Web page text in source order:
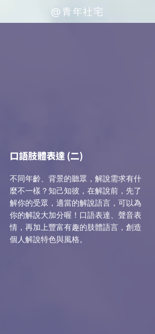
@青年社宅
口語肢體表達 (二)
不同年齡、背景的聽眾，解說需求有什
麼不一樣？知己知彼，在解說前，先了
解你的受眾，適當的解說語言，可以為
你的解說大加分喔！口語表達、聲音表
情，再加上豐富有趣的肢體語言，創造
個人解說特色與風格。